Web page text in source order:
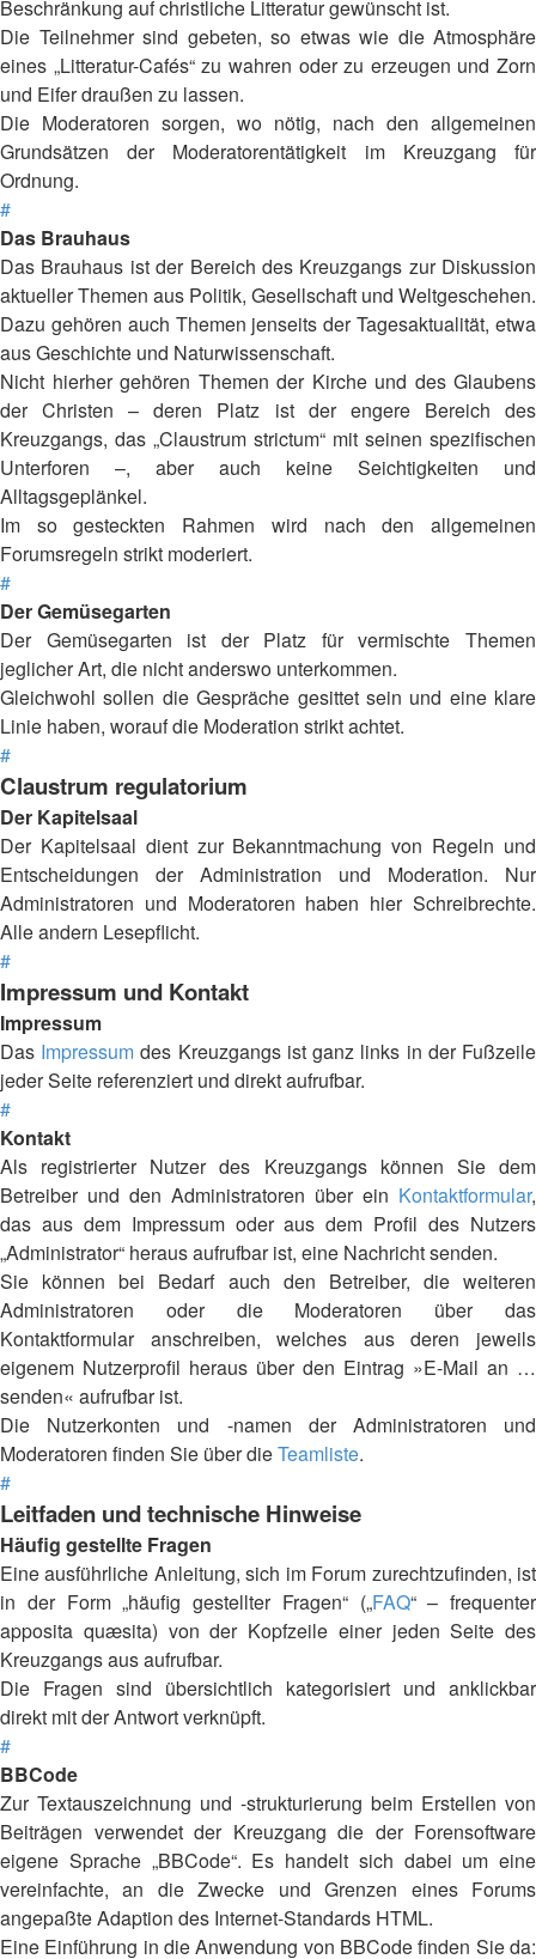
Beschränkung auf christliche Litteratur gewünscht ist.
Die Teilnehmer sind gebeten, so etwas wie die Atmosphäre
eines „Litteratur-Cafés“ zu wahren oder zu erzeugen und Zorn
und Eifer draußen zu lassen.
Die Moderatoren sorgen, wo nötig, nach den allgemeinen
Grundsätzen der Moderatorentätigkeit im Kreuzgang für
Ordnung.
#
Das Brauhaus
Das Brauhaus ist der Bereich des Kreuzgangs zur Diskussion
aktueller Themen aus Politik, Gesellschaft und Weltgeschehen.
Dazu gehören auch Themen jenseits der Tagesaktualität, etwa
aus Geschichte und Naturwissenschaft.
Nicht hierher gehören Themen der Kirche und des Glaubens
der Christen – deren Platz ist der engere Bereich des
Kreuzgangs, das „Claustrum strictum“ mit seinen spezifischen
Unterforen –, aber auch keine Seichtigkeiten und
Alltagsgeplänkel.
Im so gesteckten Rahmen wird nach den allgemeinen
Forumsregeln strikt moderiert.
#
Der Gemüsegarten
Der Gemüsegarten ist der Platz für vermischte Themen
jeglicher Art, die nicht anderswo unterkommen.
Gleichwohl sollen die Gespräche gesittet sein und eine klare
Linie haben, worauf die Moderation strikt achtet.
#
Claustrum regulatorium
Der Kapitelsaal
Der Kapitelsaal dient zur Bekanntmachung von Regeln und
Entscheidungen der Administration und Moderation. Nur
Administratoren und Moderatoren haben hier Schreibrechte.
Alle andern Lesepflicht.
#
Impressum und Kontakt
Impressum
Das Impressum des Kreuzgangs ist ganz links in der Fußzeile
jeder Seite referenziert und direkt aufrufbar.
#
Kontakt
Als registrierter Nutzer des Kreuzgangs können Sie dem
Betreiber und den Administratoren über ein Kontaktformular,
das aus dem Impressum oder aus dem Profil des Nutzers
„Administrator“ heraus aufrufbar ist, eine Nachricht senden.
Sie können bei Bedarf auch den Betreiber, die weiteren
Administratoren oder die Moderatoren über das
Kontaktformular anschreiben, welches aus deren jeweils
eigenem Nutzerprofil heraus über den Eintrag »E-Mail an …
senden« aufrufbar ist.
Die Nutzerkonten und -namen der Administratoren und
Moderatoren finden Sie über dieTeamliste.
#
Leitfaden und technische Hinweise
Häufig gestellte Fragen
Eine ausführliche Anleitung, sich im Forum zurechtzufinden, ist
in der Form „häufig gestellter Fragen“ („FAQ“ – frequenter
apposita quæsita) von der Kopfzeile einer jeden Seite des
Kreuzgangs aus aufrufbar.
Die Fragen sind übersichtlich kategorisiert und anklickbar
direkt mit der Antwort verknüpft.
#
BBCode
Zur Textauszeichnung und -strukturierung beim Erstellen von
Beiträgen verwendet der Kreuzgang die der Forensoftware
eigene Sprache „BBCode“. Es handelt sich dabei um eine
vereinfachte, an die Zwecke und Grenzen eines Forums
angepaßte Adaption des Internet-Standards HTML.
Eine Einführung in die Anwendung von BBCode finden Sie da: